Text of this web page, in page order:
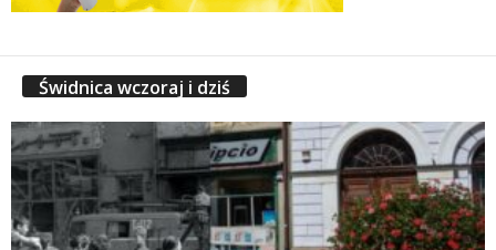
Świdnica wczoraj i dziś